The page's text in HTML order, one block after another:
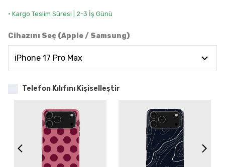
• Kargo Teslim Süresi | 2-3 İş Günü
Cihazını Seç (Apple / Samsung)
Telefon Kılıfını Kişiselleştir